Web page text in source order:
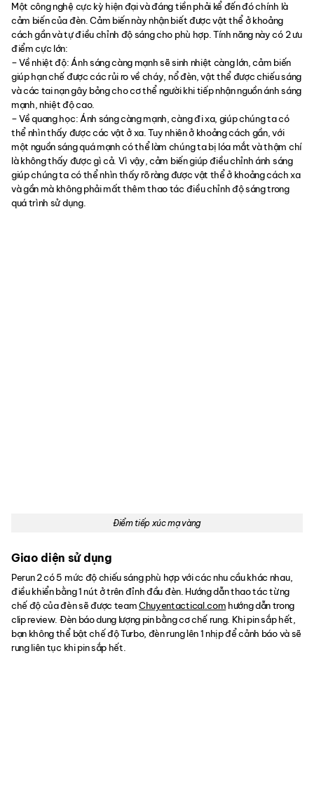
Một công nghệ cực kỳ hiện đại và đáng tiền phải kể đến đó chính là
cảm biến của đèn. Cảm biến này nhận biết được vật thể ở khoảng
cách gần và tự điều chỉnh độ sáng cho phù hợp. Tính năng này có 2 ưu
điểm cực lớn:
– Về nhiệt độ: Ánh sáng càng mạnh sẽ sinh nhiệt càng lớn, cảm biến
giúp hạn chế được các rủi ro về cháy, nổ đèn, vật thể được chiếu sáng
và các tai nạn gây bỏng cho cơ thể người khi tiếp nhận nguồn ánh sáng
mạnh, nhiệt độ cao.
– Về quang học: Ánh sáng càng mạnh, càng đi xa, giúp chúng ta có
thể nhìn thấy được các vật ở xa. Tuy nhiên ở khoảng cách gần, với
một nguồn sáng quá mạnh có thể làm chúng ta bị lóa mắt và thậm chí
là không thấy được gì cả. Vì vậy, cảm biến giúp điều chỉnh ánh sáng
giúp chúng ta có thể nhìn thấy rõ ràng được vật thể ở khoảng cách xa
và gần mà không phải mất thêm thao tác điều chỉnh độ sáng trong
quá trình sử dụng.
Điểm tiếp xúc mạ vàng
Giao diện sử dụng
Perun 2 có 5 mức độ chiếu sáng phù hợp với các nhu cầu khác nhau,
điều khiển bằng 1 nút ở trên đỉnh đầu đèn. Hướng dẫn thao tác từng
chế độ của đèn sẽ được teamChuyentactical.com hướng dẫn trong
clip review. Đèn báo dung lượng pin bằng cơ chế rung. Khi pin sắp hết,
bạn không thể bật chế độ Turbo, đèn rung lên 1 nhịp để cảnh báo và sẽ
rung liên tục khi pin sắp hết.